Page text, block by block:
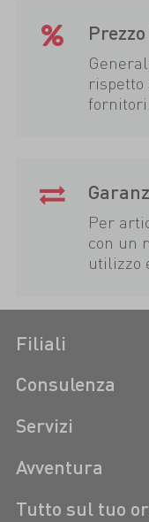
rispetto
fornitori.
Per
con un
utilizzo
Filiali
Consulenza
Servizi
Avventura
Tutto sul tuo